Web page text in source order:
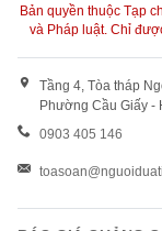
Bản quyền thuộc Tạp
và Pháp luật. Chỉ
Tầng 4, Tòa tháp
Phường Cầu Giấy -
0903 405 146